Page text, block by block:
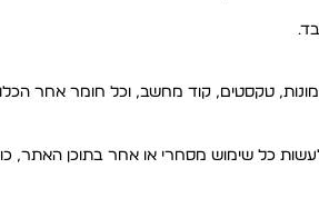
טקסטים, קוד מחשב, וכל חומר אחר
כל שימוש מסחרי או אחר בתוכן